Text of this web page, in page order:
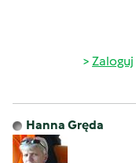
Zaloguj
Hanna Gręda